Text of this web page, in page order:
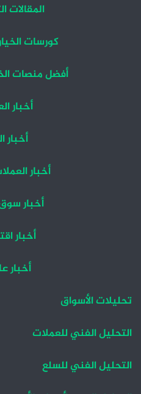
المقالات
كورسات
أفضل منصات
أخبار
أخبار
أخبار
أخبار
أخبار
أخبار
تحليلات الأسواق
التحليل الفني للعملات
التحليل الفني للسلع